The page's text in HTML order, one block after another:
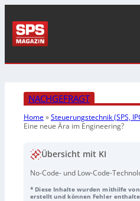
NACHGEFRAGT
Home»Steuerungstechnik (SPS,
Eine neue Ära im Engineering?
Übersicht mit KI
No-Code- und Low-Code-
Automatisierung. Sie
* Diese Inhalte wurden mithilfe
erstellt und können Fehler